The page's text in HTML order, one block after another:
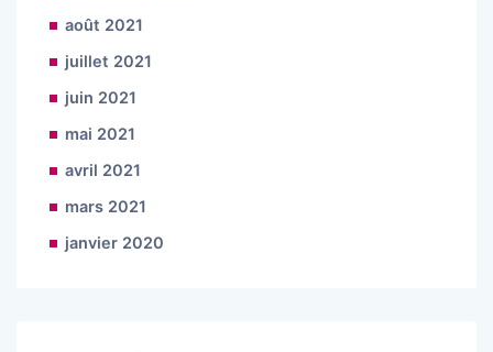
août 2021
juillet 2021
juin 2021
mai 2021
avril 2021
mars 2021
janvier 2020